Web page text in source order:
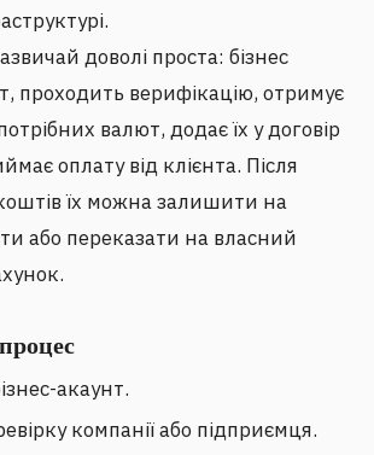
доволі проста: бізнес
проходить верифікацію, отримує
валют, додає їх у договір
оплату від клієнта. Після
їх можна залишити на
або переказати на власний
акаунт.
компанії або підприємця.